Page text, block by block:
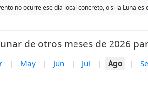
no ocurre ese día local concreto, o si la Luna
de otros meses de 2026
| May | Jun | Jul | Ago |